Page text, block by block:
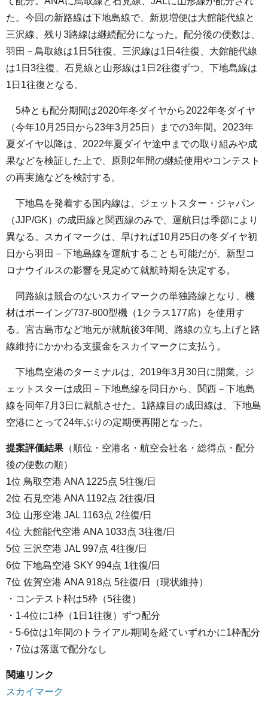
た。今回の新路線は下地島線で、新規増便は大館能代線と
三沢線、残り3路線は継続配分になった。配分後の便数は、
羽田－鳥取線は1日5往復、三沢線は1日4往復、大館能代線
は1日3往復、石見線と山形線は1日2往復ずつ、下地島線は
1日1往復となる。
5枠とも配分期間は2020年冬ダイヤから2022年冬ダイヤ
（今年10月25日から23年3月25日）までの3年間。2023年
夏ダイヤ以降は、2022年夏ダイヤ途中までの取り組みや成
果などを検証した上で、原則2年間の継続使用やコンテスト
の再実施などを検討する。
下地島を発着する国内線は、ジェットスター・ジャパン
（JJP/GK）の成田線と関西線のみで、運航日は季節により
異なる。スカイマークは、早ければ10月25日の冬ダイヤ初
日から羽田－下地島線を運航することも可能だが、新型コ
ロナウイルスの影響を見定めて就航時期を決定する。
同路線は競合のないスカイマークの単独路線となり、機
材はボーイング737-800型機（1クラス177席）を使用す
る。宮古島市など地元が就航後3年間、路線の立ち上げと路
線維持にかかわる支援金をスカイマークに支払う。
下地島空港のターミナルは、2019年3月30日に開業。ジ
ェットスターは成田－下地島線を同日から、関西－下地島
線を同年7月3日に就航させた。1路線目の成田線は、下地島
空港にとって24年ぶりの定期便再開となった。
提案評価結果 （順位・空港名・航空会社名・総得点・配分
後の便数の順）
1位 鳥取空港 ANA 1225点 5往復/日
2位 石見空港 ANA 1192点 2往復/日
3位 山形空港 JAL 1163点 2往復/日
4位 大館能代空港 ANA 1033点 3往復/日
5位 三沢空港 JAL 997点 4往復/日
6位 下地島空港 SKY 994点 1往復/日
7位 佐賀空港 ANA 918点 5往復/日（現状維持）
・コンテスト枠は5枠（5往復）
・1-4位に1枠（1日1往復）ずつ配分
・5-6位は1年間のトライアル期間を経ていずれかに1枠配分
・7位は落選で配分なし
関連リンク
スカイマーク